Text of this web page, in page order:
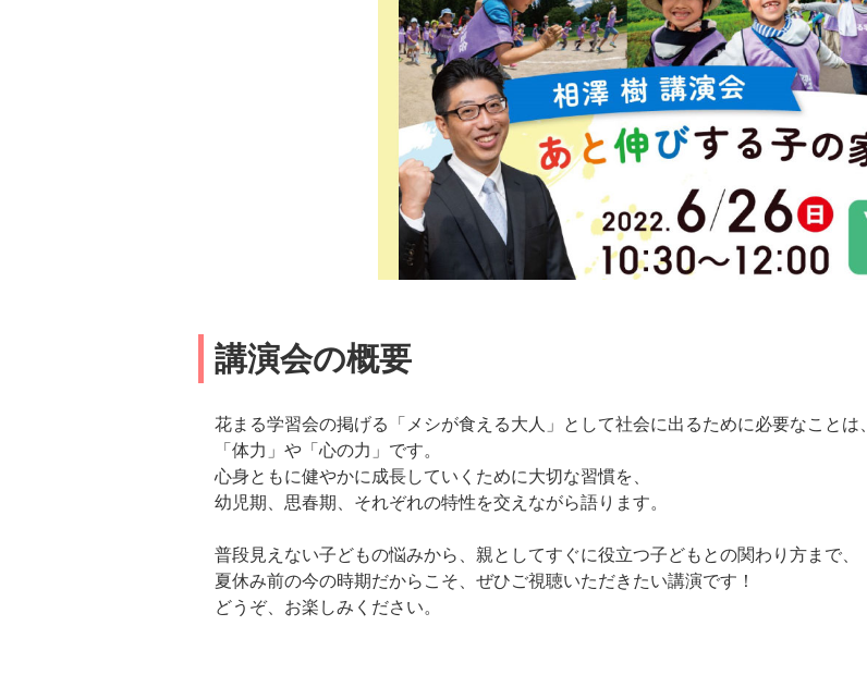
講演会の概要
花まる学習会の掲げる「メシが食える大人」として社会に出るために必要なことは、
「体力」や「心の力」です。
心身ともに健やかに成長していくために大切な習慣を、
幼児期、思春期、それぞれの特性を交えながら語ります。
普段見えない子どもの悩みから、親としてすぐに役立つ子どもとの関わり方まで、
夏休み前の今の時期だからこそ、ぜひご視聴いただきたい講演です！
どうぞ、お楽しみください。